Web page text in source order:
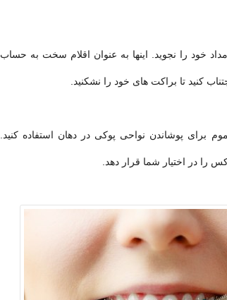
خود را نجوید. اینها به عنوان اقلام سخت به حساب
کنید تا براکت های خود را نشکنید.
برای پوشاندن نواحی پوکی در دهان استفاده کنید.
را در اختیار شما قرار دهد.